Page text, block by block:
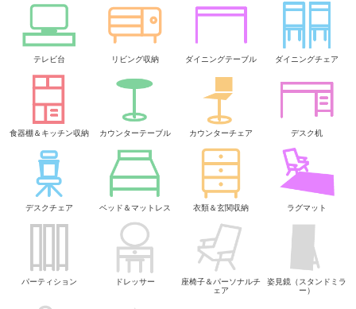
テレビ台 リビング収納 ダイニングテーブル ダイニングチェア
食器棚＆キッチン収納 カウンターテーブル カウンターチェア デスク机
デスクチェア ベッド＆マットレス 衣類＆玄関収納 ラグマット
パーティション ドレッサー
座椅子＆パーソナルチ
ェア
姿見鏡（スタンドミラ
ー）